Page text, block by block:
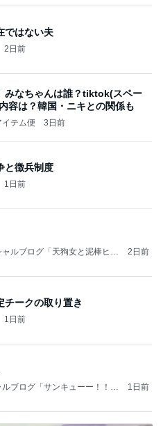
ではない夫
2日前
みなちゃんは誰？tiktok(スペー
容は？韓国・ニキとの関係も
テム便 3日前
と徴兵制度
1日前
ルブログ「天狗女と泥棒ヒゲ
2日前
チークの取り置き
1日前
ブログ「サンキューー！！尾
1日前